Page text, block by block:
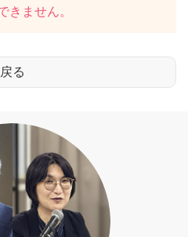
きません。